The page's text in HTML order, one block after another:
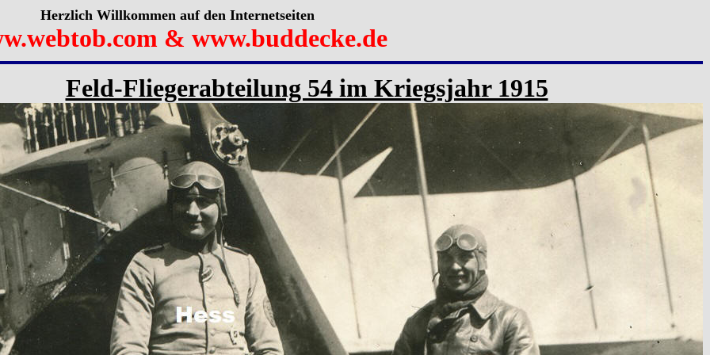
Herzlich Willkommen auf den Internetseiten
& www.buddecke.de
Feld-Fliegerabteilung 54 im Kriegsjahr 1915